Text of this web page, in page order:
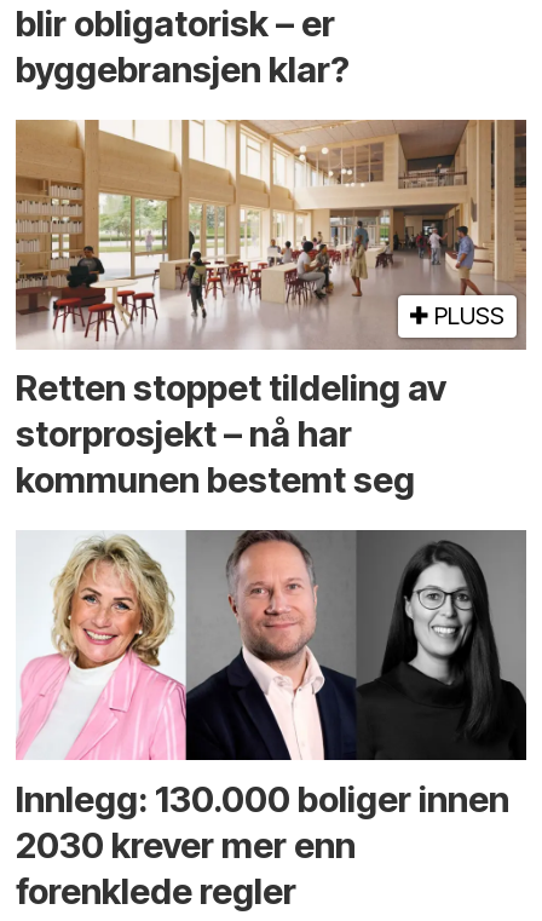
blir obligatorisk – er
byggebransjen klar?
PLUSS
Retten stoppet tildeling av
storprosjekt – nå har
kommunen bestemt seg
Innlegg: 130.000 boliger innen
2030 krever mer enn
forenklede regler